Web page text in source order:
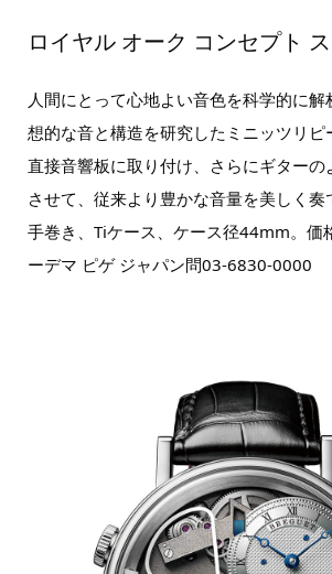
ロイヤル オーク コンセプト
人間にとって心地よい音色を科学的に解
想的な音と構造を研究したミニッツリピ
直接音響板に取り付け、さらにギターの
させて、従来より豊かな音量を美しく奏
手巻き、Tiケース、ケース径44mm。価
ーデマ ピゲ ジャパン問03-6830-0000